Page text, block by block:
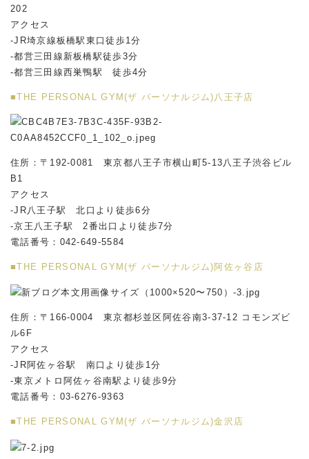
202
アクセス
-JR埼京線板橋駅東口徒歩1分
-都営三田線新板橋駅徒歩3分
-都営三田線西巣鴨駅 徒歩4分
■THE PERSONAL GYM(ザ パーソナルジム)八王子店
住所：〒192-0081 東京都八王子市横山町5-13八王子渋谷ビル
B1
アクセス
-JR八王子駅 北口より徒歩6分
-京王八王子駅 2番出口より徒歩7分
電話番号：042-649-5584
■THE PERSONAL GYM(ザ パーソナルジム)阿佐ヶ谷店
住所：〒166-0004 東京都杉並区阿佐谷南3-37-12 コモンズビ
ル6F
アクセス
-JR阿佐ヶ谷駅 南口より徒歩1分
-東京メトロ阿佐ヶ谷南駅より徒歩9分
電話番号：03-6276-9363
■THE PERSONAL GYM(ザ パーソナルジム)金沢店